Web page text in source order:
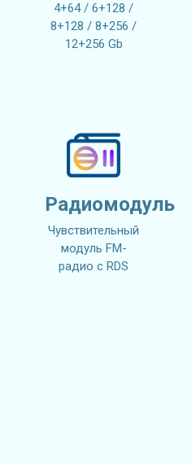
4+64 / 6+128 /
8+128 / 8+256 /
12+256 Gb
Радиомодуль
Чувствительный
модуль FM-
радио с RDS